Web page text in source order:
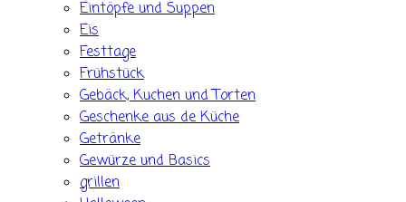
Eintöpfe und Suppen
Eis
Festtage
Frühstück
Gebäck, Kuchen und Torten
Geschenke aus de Küche
Getränke
Gewürze und Basics
grillen